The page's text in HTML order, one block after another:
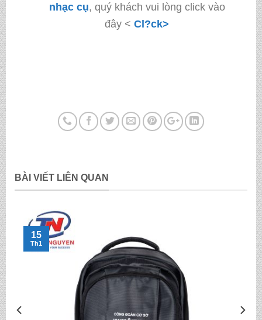
nhạc cụ, quý khách vui lòng click vào
đây <Cl?ck>
BÀI VIẾT LIÊN QUAN
15
Th1